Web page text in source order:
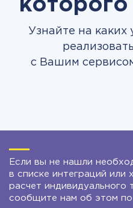
которого
Узнайте на
с Вашим
Если вы не нашли
в списке интеграций или
расчет индивидуального
сообщите нам об этом по